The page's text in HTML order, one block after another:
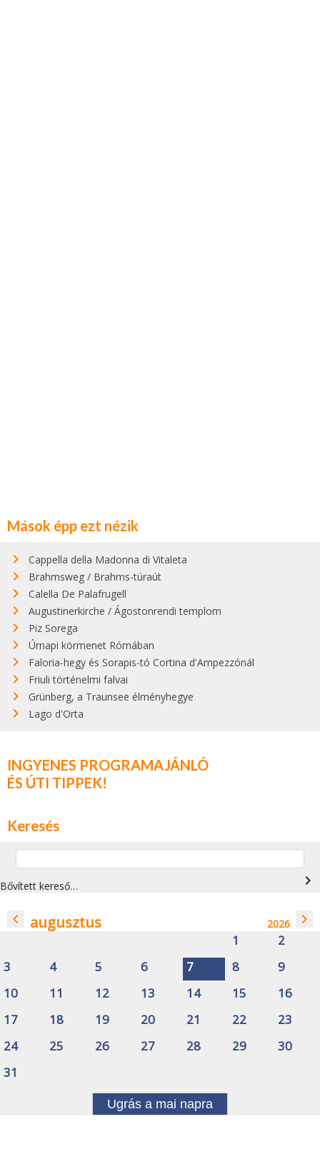
Mások épp ezt nézik
Cappella della Madonna di Vitaleta
Brahmsweg / Brahms-túraút
Calella De Palafrugell
Augustinerkirche / Ágostonrendi templom
Piz Sorega
Úrnapi körmenet Rómában
Faloria-hegy és Sorapis-tó Cortina d'Ampezzónál
Friuli történelmi falvai
Grünberg, a Traunsee élményhegye
Lago d'Orta
INGYENES PROGRAMAJÁNLÓ
ÉS ÚTI TIPPEK!
Keresés
Bővített kereső… navigate_next
navigate_before augusztus 2026 navigate_next
1
2
3
4 5 6 7 8
9
10
11 12 13 14 15
16
17
18 19 20 21 22
23
24
25 26 27 28 29
30
31
Ugrás a mai napra